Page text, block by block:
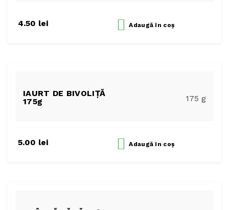
4.50 lei Adaugăîn coș
IAURT DE BIVOLIȚĂ
175g
175 g
5.00 lei Adaugăîn coș